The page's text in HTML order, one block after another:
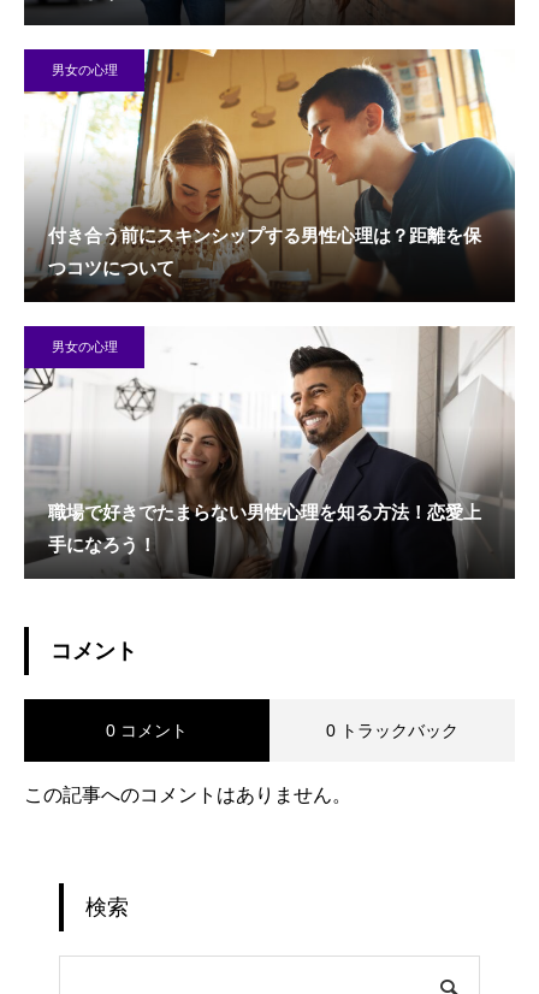
男女の心理
付き合う前にスキンシップする男性心理は？距離を保
つコツについて
男女の心理
職場で好きでたまらない男性心理を知る方法！恋愛上
手になろう！
コメント
0 コメント 0 トラックバック
この記事へのコメントはありません。
検索